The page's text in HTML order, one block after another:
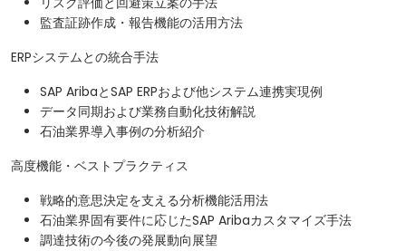
監査証跡作成・報告機能の活用方法
ERPシステムとの統合手法
SAP AribaとSAP ERPおよび他システム連携実現例
データ同期および業務自動化技術解説
石油業界導入事例の分析紹介
高度機能・ベストプラクティス
戦略的意思決定を支える分析機能活用法
石油業界固有要件に応じたSAP Aribaカスタマイズ手法
調達技術の今後の発展動向展望